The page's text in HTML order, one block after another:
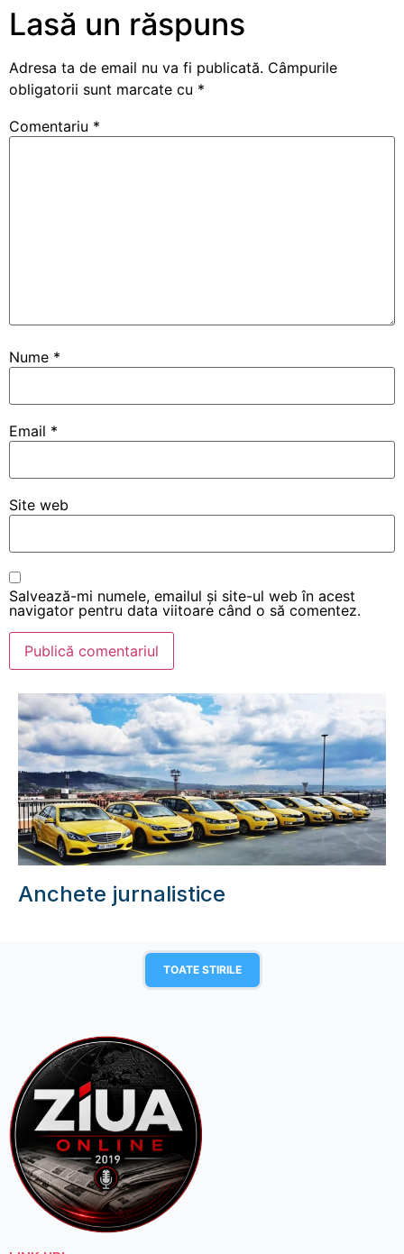
Lasă un răspuns
Adresa ta de email nu va fi publicată. Câmpurile
obligatorii sunt marcate cu *
Comentariu *
Nume *
Email *
Site web
Salvează-mi numele, emailul și site-ul web în acest
navigator pentru data viitoare când o să comentez.
Anchete jurnalistice
TOATE STIRILE